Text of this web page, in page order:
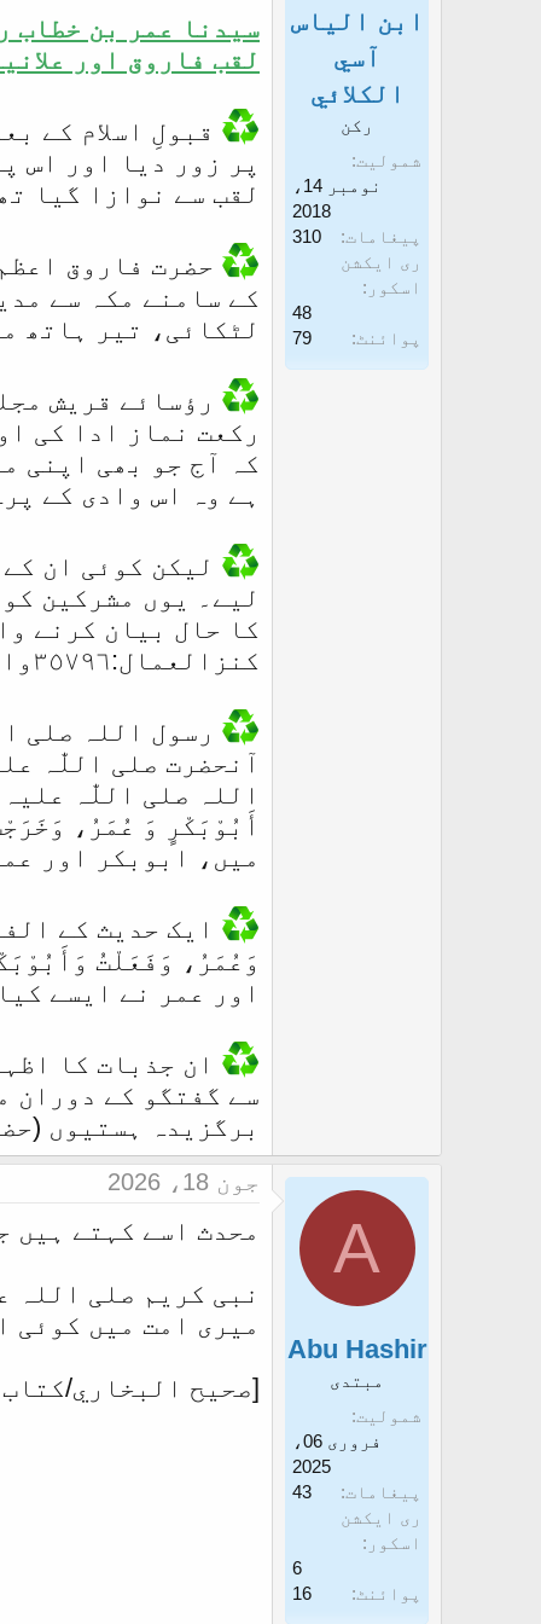
آ
ا
ک
ن
ے
ا
ا
ز
ابن الياس
آسي
الكلائي
رکن
شمولیت
نومبر 14،
2018
پیغامات
310
ری ایکشن
اسکور
48
پوائنٹ
79
سیدنا عمر بن خطاب
لقب فاروق اور
قبولِ اسلام کے
پر زور دیا اور اس
لقب سے نوازا گیا
حضرت فاروق
کے سامنے مکہ سے
لٹکائی، تیر ہاتھ
رؤسائے قریش
رکعت نماز ادا کی
کہ آج جو بھی اپنی
ہے وہ اس وادی کے
لیکن کوئی ان
لیے۔ یوں مشرکین
کا حال بیان کرنے
کنزالعمال:٣٥٧٩٦وابن الأثیر، أسد الغابہ:324/3)
رسول اللہ صلی
آنحضرت صلی اللّٰہ
اللہ صلی اللّٰہ
میں، ابوبکر اور
ایک حدیث کے
وَعُمَرُ، وَفَعَلْتُ
اور عمر نے ایسے
ان جذبات کا
سے گفتگو کے دوران
برگزیدہ ہستیوں
A
Abu Hashir
مبتدی
شمولیت
فروری 06،
2025
پیغامات
43
ری ایکشن
اسکور
6
پوائنٹ
16
جون 18، 2026
محدث اسے کہتے ہیں
نبی کریم صلی اللہ
میری امت میں کوئی
[صحيح البخاري/كتاب